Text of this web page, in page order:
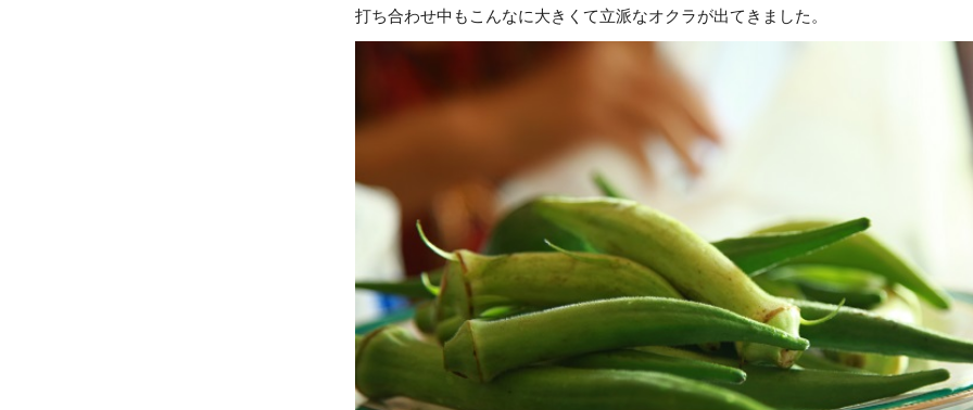
打ち合わせ中もこんなに大きくて立派なオクラが出てきました。